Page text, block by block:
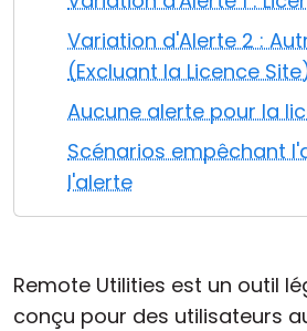
Variation d'Alerte 2 :
(Excluant la Licence
Aucune alerte pour la
Scénarios empêchant
l'alerte
Remote Utilities est un outil
conçu pour des utilisateurs
Cloud et sur site